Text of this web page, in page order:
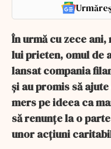
În urmă cu zece
lui prieten, omul de
lansat compania
și au promis să
mers pe ideea ca
să renunțe la o
unor acțiuni